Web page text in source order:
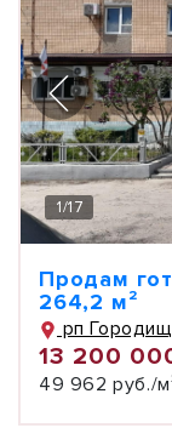
1/17
Продам
264,2 м²
рп
13 200
49 962 руб./